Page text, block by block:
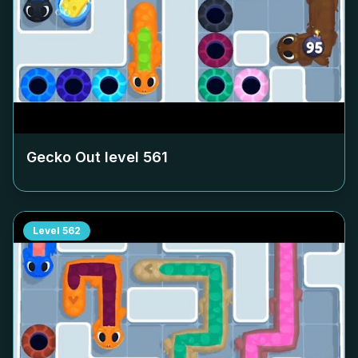
Gecko Out level 561
Level 562